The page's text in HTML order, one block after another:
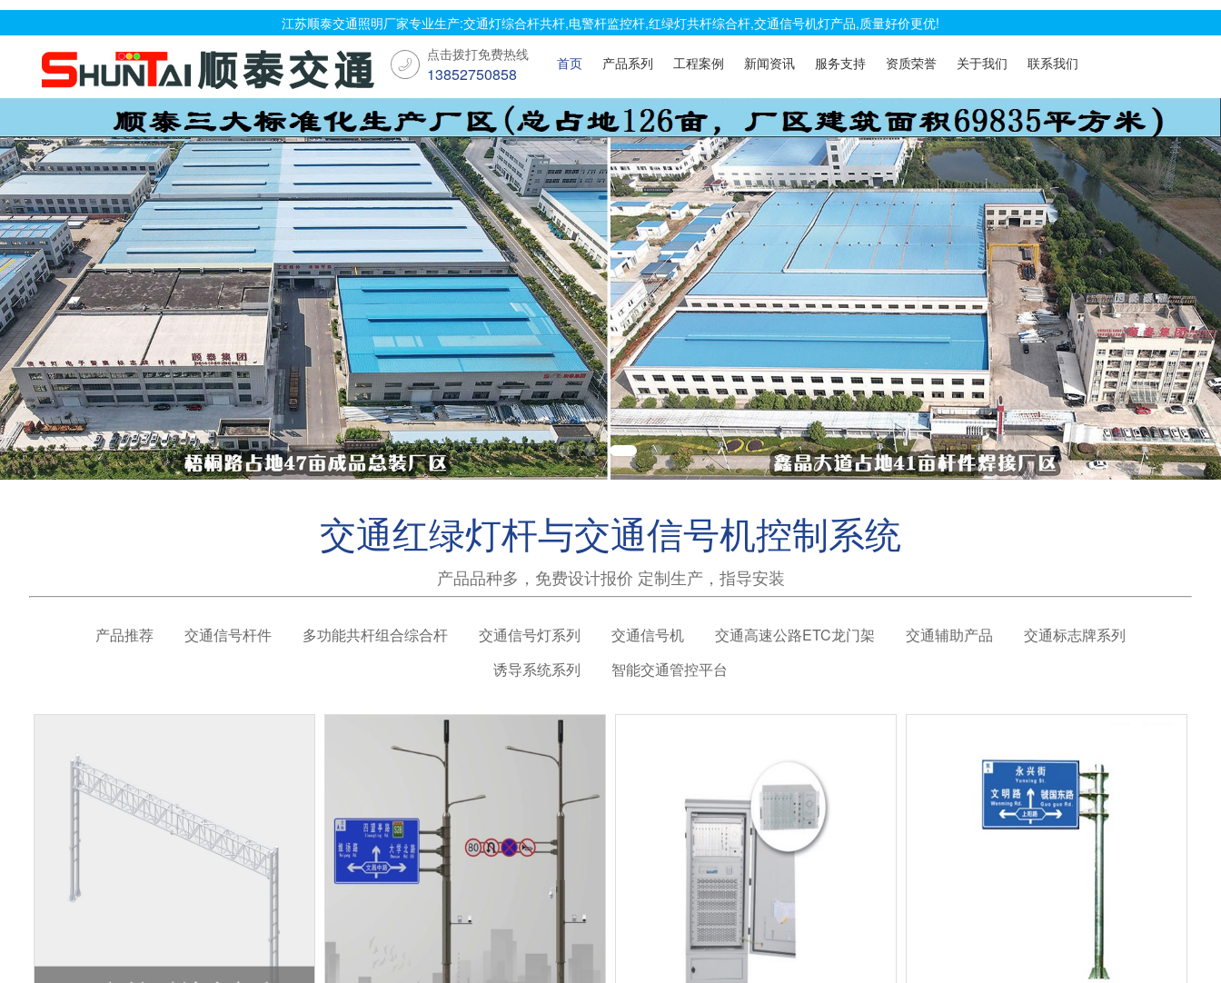
江苏顺泰交通照明厂家专业生产:交通灯综合杆共杆,电警杆监控杆,红绿灯共杆综合杆,交通信号机灯产品,质量好价更优!
点击拨打免费热线
13852750858
首页 产品系列 工程案例 新闻资讯 服务支持 资质荣誉 关于我们 联系我们
交通红绿灯杆与交通信号机控制系统
产品品种多，免费设计报价 定制生产，指导安装
产品推荐 交通信号杆件 多功能共杆组合综合杆 交通信号灯系列 交通信号机 交通高速公路ETC龙门架 交通辅助产品
交通标志牌系列
诱导系统系列
智能交通管控平台